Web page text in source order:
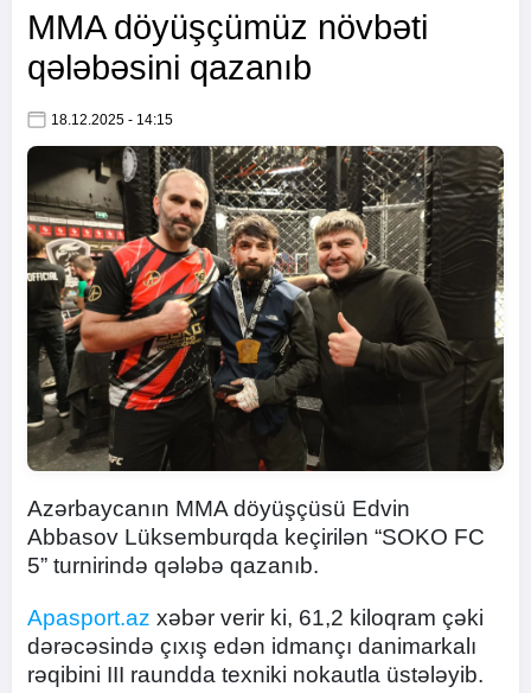
MMA döyüşçümüz növbəti
qələbəsini qazanıb
18.12.2025 - 14:15
Azərbaycanın MMA döyüşçüsü Edvin
Abbasov Lüksemburqda keçirilən “SOKO FC
5” turnirində qələbə qazanıb.
Apasport.az xəbər verir ki, 61,2 kiloqram çəki
dərəcəsində çıxış edən idmançı danimarkalı
rəqibini III raundda texniki nokautla üstələyib.